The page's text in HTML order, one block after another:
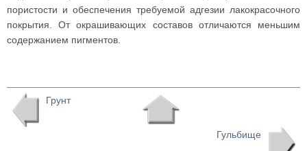
пористости и обеспечения требуемой адгезии лакокрасочного
покрытия. От окрашивающих составов отличаются меньшим
содержанием пигментов.
Грунт
Гульбище